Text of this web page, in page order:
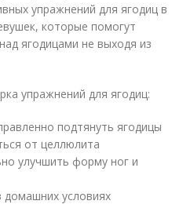
упражнений для ягодиц в
которые помогут
ягодицами не выходя из
упражнений для ягодиц:
подтянуть ягодицы
от целлюлита
улучшить форму ног и
домашних условиях